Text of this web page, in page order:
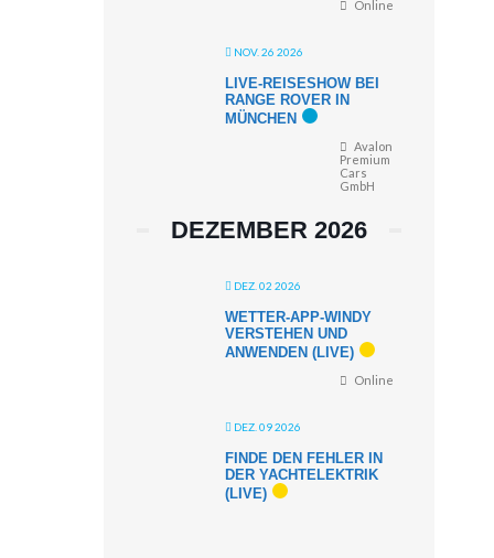
Online
NOV. 26 2026
LIVE-REISESHOW BEI
RANGE ROVER IN
MÜNCHEN
Avalon
Premium
Cars
GmbH
DEZEMBER 2026
DEZ. 02 2026
WETTER-APP-WINDY
VERSTEHEN UND
ANWENDEN (LIVE)
Online
DEZ. 09 2026
FINDE DEN FEHLER IN
DER YACHTELEKTRIK
(LIVE)